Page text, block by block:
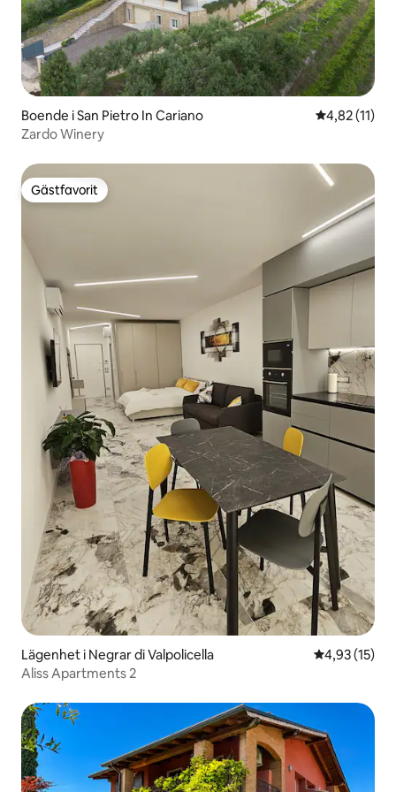
Boende i San Pietro In Cariano 4,82 av 5 i
4,82 (11)
Zardo Winery
Gästfavorit
Gästfavorit
Lägenhet i Negrar di Valpolicella 4,93 av 5 i
4,93 (15)
Aliss Apartments 2